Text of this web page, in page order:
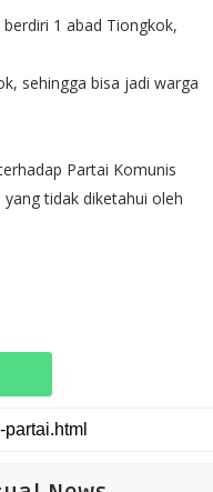
1 abad Tiongkok,
sehingga bisa jadi warga
Partai Komunis
tidak diketahui oleh